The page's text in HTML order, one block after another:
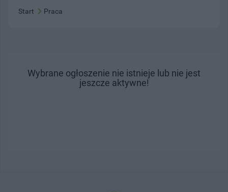
Start Praca
Wybrane ogłoszenie nie istnieje lub nie jest
jeszcze aktywne!